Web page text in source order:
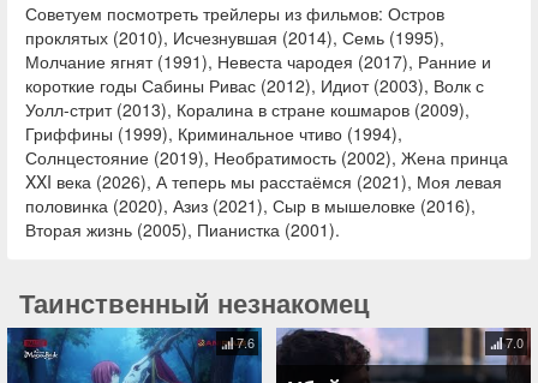
Советуем посмотреть трейлеры из фильмов: Остров
проклятых (2010), Исчезнувшая (2014), Семь (1995),
Молчание ягнят (1991), Невеста чародея (2017), Ранние и
короткие годы Сабины Ривас (2012), Идиот (2003), Волк с
Уолл-стрит (2013), Коралина в стране кошмаров (2009),
Гриффины (1999), Криминальное чтиво (1994),
Солнцестояние (2019), Необратимость (2002), Жена принца
XXI века (2026), А теперь мы расстаёмся (2021), Моя левая
половинка (2020), Азиз (2021), Сыр в мышеловке (2016),
Вторая жизнь (2005), Пианистка (2001).
Таинственный незнакомец
7.6 7.0